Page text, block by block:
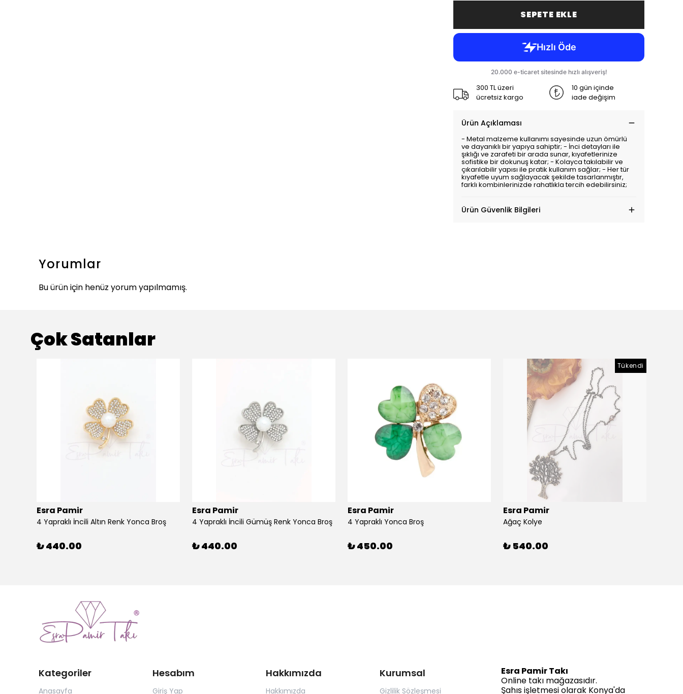
SEPETE EKLE
300 TL üzeri
ücretsiz kargo
10 gün içinde
iade değişim
Ürün Açıklaması
- Metal malzeme kullanımı sayesinde uzun ömürlü
ve dayanıklı bir yapıya sahiptir; - İnci detayları ile
şıklığı ve zarafeti bir arada sunar, kıyafetlerinize
sofistike bir dokunuş katar; - Kolayca takılabilir ve
çıkarılabilir yapısı ile pratik kullanım sağlar; - Her tür
kıyafetle uyum sağlayacak şekilde tasarlanmıştır,
farklı kombinlerinizde rahatlıkla tercih edebilirsiniz;
Ürün Güvenlik Bilgileri
Yorumlar
Bu ürün için henüz yorum yapılmamış.
Çok Satanlar
Esra Pamir
4 Yapraklı İncili Altın Renk Yonca Broş
₺ 440.00
Esra Pamir
4 Yapraklı İncili Gümüş Renk Yonca Broş
₺ 440.00
Esra Pamir
4 Yapraklı Yonca Broş
₺ 450.00
Tükendi
Esra Pamir
Ağaç Kolye
₺ 540.00
Kategoriler
Anasayfa
Hesabım
Giriş Yap
Hakkımızda
Hakkımızda
Kurumsal
Gizlilik Sözleşmesi
Esra Pamir Takı
Online takı mağazasıdır.
Şahıs işletmesi olarak Konya'da